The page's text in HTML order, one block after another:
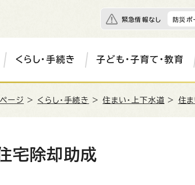
緊急情報なし 防災ポ
くらし・手続き 子ども・子育て・教育
ージ > くらし・手続き >住まい・上下水道 > 住
宅除却助成